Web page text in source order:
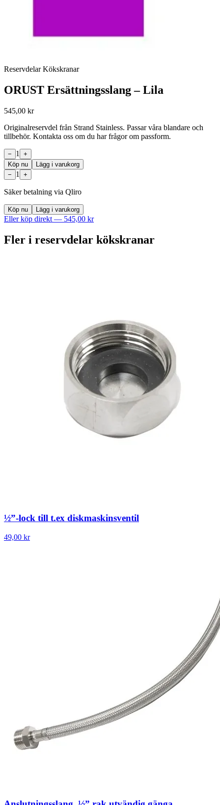
Reservdelar Kökskranar
ORUST Ersättningsslang – Lila
545,00 kr
Originalreservdel från Strand Stainless. Passar våra blandare och
tillbehör. Kontakta oss om du har frågor om passform.
− 1
+
Köp nu
Lägg i varukorg
−
1 +
Säker betalning via Qliro
Köp nu Lägg i varukorg
Eller köp direkt — 545,00 kr
Fler i reservdelar kökskranar
½”-lock till t.ex diskmaskinsventil
49,00 kr